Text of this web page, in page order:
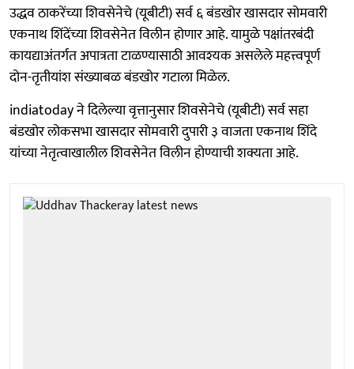
उद्धव ठाकरेंच्या शिवसेनेचे (यूबीटी) सर्व ६ बंडखोर खासदार सोमवारी
एकनाथ शिंदेंच्या शिवसेनेत विलीन होणार आहे. यामुळे पक्षांतरबंदी
कायद्याअंतर्गत अपात्रता टाळण्यासाठी आवश्यक असलेले महत्त्वपूर्ण
दोन-तृतीयांश संख्याबळ बंडखोर गटाला मिळेल.
indiatoday ने दिलेल्या वृत्तानुसार शिवसेनेचे (यूबीटी) सर्व सहा
बंडखोर लोकसभा खासदार सोमवारी दुपारी ३ वाजता एकनाथ शिंदे
यांच्या नेतृत्वाखालील शिवसेनेत विलीन होण्याची शक्यता आहे.